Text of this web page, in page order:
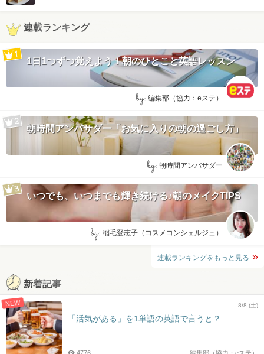
連載ランキング
1日1つずつ覚えよう！朝のひとこと英語レッスン
by: 編集部（協力：eステ）
朝時間アンバサダー「お気に入りの朝の過ごし方」
by: 朝時間アンバサダー
いつでも、いつまでも輝き続ける♪朝のメイクTIPS
by: 稲毛登志子（コスメコンシェルジュ）
連載ランキングをもっと見る
新着記事
NEW 8/8 (土)
「活気がある」を1単語の英語で言うと？